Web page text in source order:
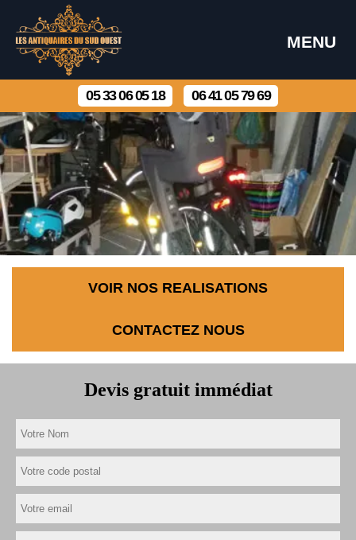
MENU
05 33 06 05 18 06 41 05 79 69
VOIR NOS REALISATIONS
CONTACTEZ NOUS
Devis gratuit immédiat